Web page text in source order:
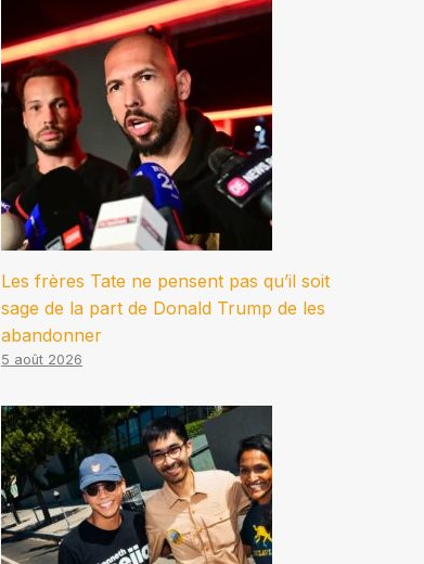
Les frères Tate ne pensent pas qu’il soit
sage de la part de Donald Trump de les
abandonner
5 août 2026